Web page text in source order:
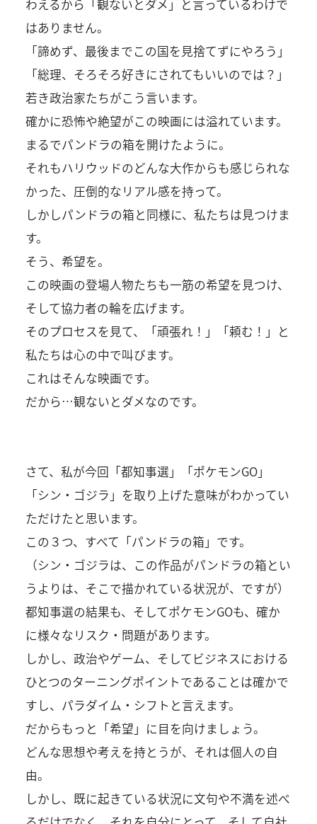
わえるから「観ないとダメ」と言っているわけで
はありません。
「諦めず、最後までこの国を見捨てずにやろう」
「総理、そろそろ好きにされてもいいのでは？」
若き政治家たちがこう言います。
確かに恐怖や絶望がこの映画には溢れています。
まるでパンドラの箱を開けたように。
それもハリウッドのどんな大作からも感じられな
かった、圧倒的なリアル感を持って。
しかしパンドラの箱と同様に、私たちは見つけま
す。
そう、希望を。
この映画の登場人物たちも一筋の希望を見つけ、
そして協力者の輪を広げます。
そのプロセスを見て、「頑張れ！」「頼む！」と
私たちは心の中で叫びます。
これはそんな映画です。
だから…観ないとダメなのです。
さて、私が今回「都知事選」「ポケモンGO」
「シン・ゴジラ」を取り上げた意味がわかってい
ただけたと思います。
この３つ、すべて「パンドラの箱」です。
（シン・ゴジラは、この作品がパンドラの箱とい
うよりは、そこで描かれている状況が、ですが）
都知事選の結果も、そしてポケモンGOも、確か
に様々なリスク・問題があります。
しかし、政治やゲーム、そしてビジネスにおける
ひとつのターニングポイントであることは確かで
すし、パラダイム・シフトと言えます。
だからもっと「希望」に目を向けましょう。
どんな思想や考えを持とうが、それは個人の自
由。
しかし、既に起きている状況に文句や不満を述べ